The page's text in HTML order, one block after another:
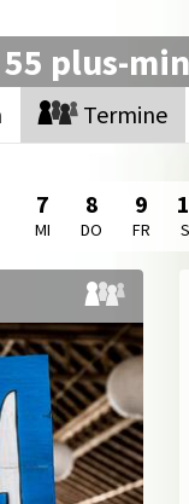
plus-
Termine
7
MI
8
DO
9
FR